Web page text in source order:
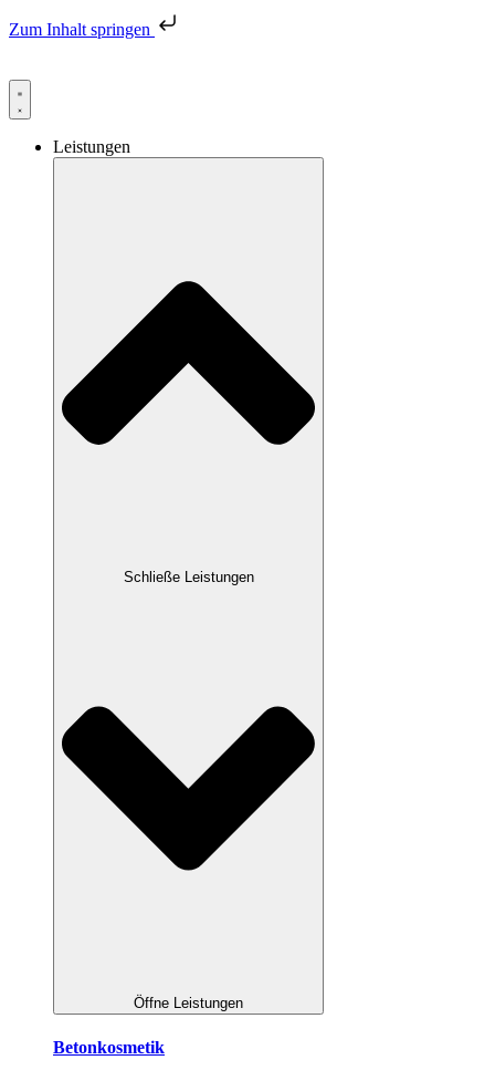
Zum Inhalt springen
Leistungen
Schließe Leistungen
Öffne Leistungen
Betonkosmetik